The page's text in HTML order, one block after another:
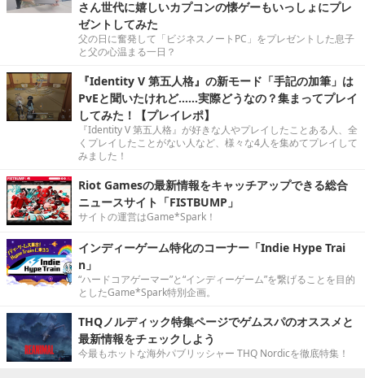
さん世代に嬉しいカプコンの懐ゲーもいっしょにプレ
ゼントしてみた
父の日に奮発して「ビジネスノートPC」をプレゼントした息子
と父の心温まる一日？
『Identity V 第五人格』の新モード「手記の加筆」は
PvEと聞いたけれど……実際どうなの？集まってプレイ
してみた！【プレイレポ】
『Identity V 第五人格』が好きな人やプレイしたことある人、全
くプレイしたことがない人など、様々な4人を集めてプレイして
みました！
Riot Gamesの最新情報をキャッチアップできる総合
ニュースサイト「FISTBUMP」
サイトの運営はGame*Spark！
インディーゲーム特化のコーナー「Indie Hype Trai
n」
“ハードコアゲーマー”と“インディーゲーム”を繋げることを目的
としたGame*Spark特別企画。
THQノルディック特集ページでゲムスパのオススメと
最新情報をチェックしよう
今最もホットな海外パブリッシャー THQ Nordicを徹底特集！